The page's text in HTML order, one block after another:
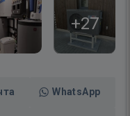
+27
WhatsApp